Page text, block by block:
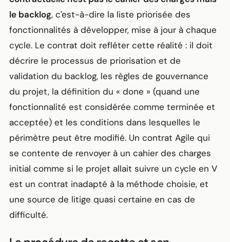
le backlog, c'est-à-dire la liste priorisée des
fonctionnalités à développer, mise à jour à chaque
cycle. Le contrat doit refléter cette réalité : il doit
décrire le processus de priorisation et de
validation du backlog, les règles de gouvernance
du projet, la définition du « done » (quand une
fonctionnalité est considérée comme terminée et
acceptée) et les conditions dans lesquelles le
périmètre peut être modifié. Un contrat Agile qui
se contente de renvoyer à un cahier des charges
initial comme si le projet allait suivre un cycle en V
est un contrat inadapté à la méthode choisie, et
une source de litige quasi certaine en cas de
difficulté.